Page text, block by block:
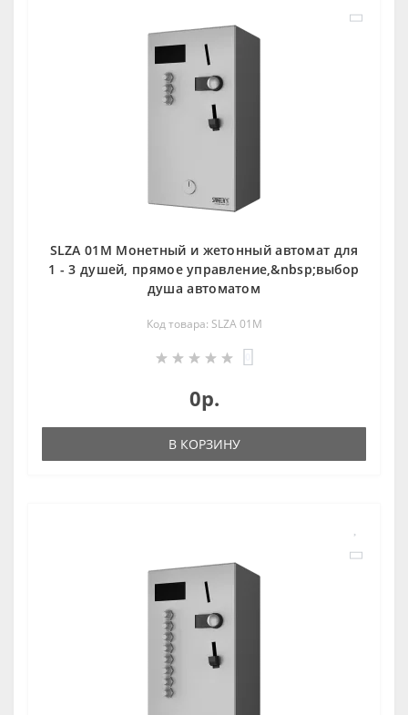
SLZA 01M Монетный и жетoнный автомат для
1 - 3 душей, прямое управление,&nbsp;выбор
душа автoматoм
Код товара: SLZA 01M
0р.
В КОРЗИНУ